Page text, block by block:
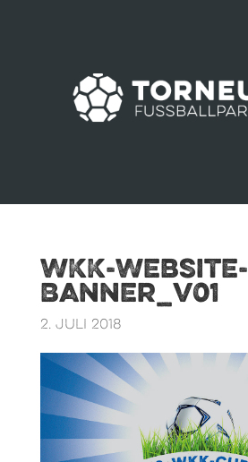
WKK-Website-
Banner_v01
2. Juli 2018